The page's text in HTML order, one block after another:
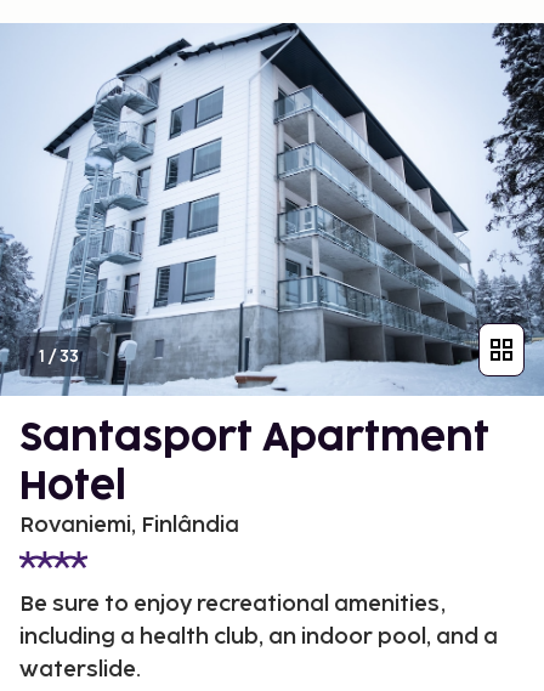
1 /33
Santasport Apartment
Hotel
Rovaniemi, Finlândia
Be sure to enjoy recreational amenities,
including a health club, an indoor pool, and a
waterslide.